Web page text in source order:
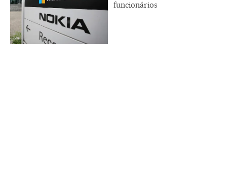
funcionários